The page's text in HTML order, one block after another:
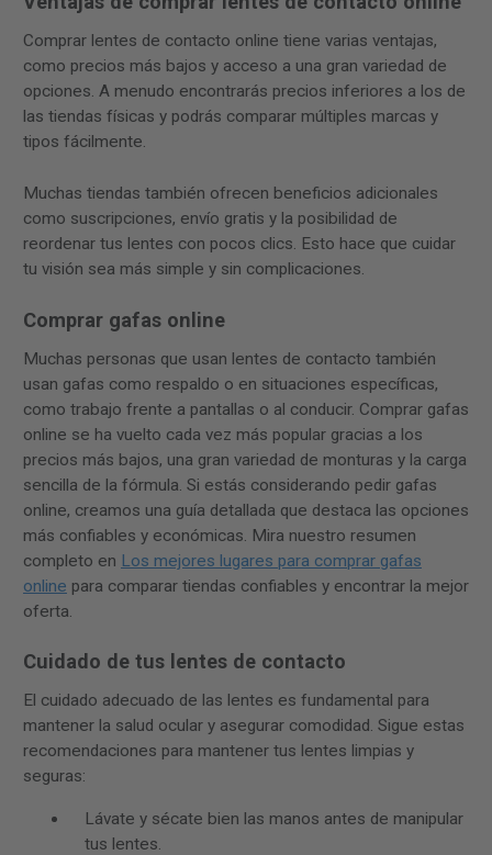
Comprar lentes de contacto online tiene varias ventajas,
como precios más bajos y acceso a una gran variedad de
opciones. A menudo encontrarás precios inferiores a los de
las tiendas físicas y podrás comparar múltiples marcas y
tipos fácilmente.
Muchas tiendas también ofrecen beneficios adicionales
como suscripciones, envío gratis y la posibilidad de
reordenar tus lentes con pocos clics. Esto hace que cuidar
tu visión sea más simple y sin complicaciones.
Comprar gafas online
Muchas personas que usan lentes de contacto también
usan gafas como respaldo o en situaciones específicas,
como trabajo frente a pantallas o al conducir. Comprar gafas
online se ha vuelto cada vez más popular gracias a los
precios más bajos, una gran variedad de monturas y la carga
sencilla de la fórmula. Si estás considerando pedir gafas
online, creamos una guía detallada que destaca las opciones
más confiables y económicas. Mira nuestro resumen
completo en Los mejores lugares para comprar gafas
online para comparar tiendas confiables y encontrar la mejor
oferta.
Cuidado de tus lentes de contacto
El cuidado adecuado de las lentes es fundamental para
mantener la salud ocular y asegurar comodidad. Sigue estas
recomendaciones para mantener tus lentes limpias y
seguras:
Lávate y sécate bien las manos antes de manipular
tus lentes.